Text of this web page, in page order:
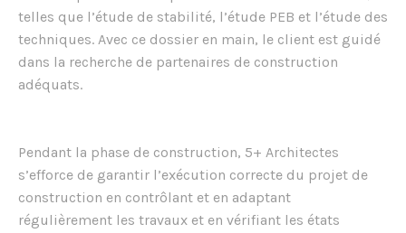
telles que l’étude de stabilité, l’étude PEB et l’étude des
techniques. Avec ce dossier en main, le client est guidé
dans la recherche de partenaires de construction
adéquats.
Pendant la phase de construction, 5+ Architectes
s’efforce de garantir l’exécution correcte du projet de
construction en contrôlant et en adaptant
régulièrement les travaux et en vérifiant les états